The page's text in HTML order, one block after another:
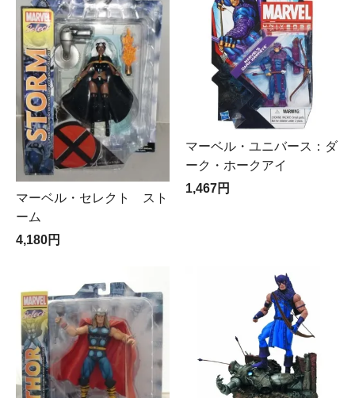
マーベル・セレクト スト
ーム
4,180円
マーベル・ユニバース：ダ
ーク・ホークアイ
1,467円